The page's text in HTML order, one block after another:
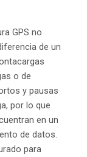
GPS no
de un
o de
y pausas
por lo que
en un
de datos.
para